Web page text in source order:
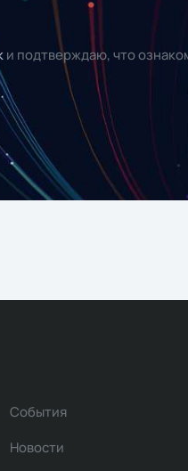
и подтверждаю, что
События
Новости